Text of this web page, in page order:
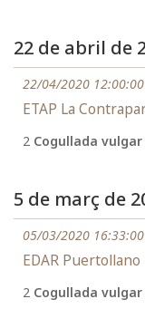
22 de abril de
22/04/2020 12:00:00
ETAP La
2 Cogullada vulgar
5 de març de
05/03/2020 16:33:00
EDAR Puertollano
2 Cogullada vulgar